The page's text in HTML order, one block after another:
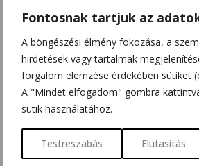
Fontosnak tartjuk az
A böngészési élmény fokozása, a
hirdetések vagy tartalmak
forgalom elemzése érdekében sütiket
A "Mindet elfogadom" gombra
sütik használatához.
Testreszabás Elutasítás
NO COMMENT
LEAVE A REPLY
Az e-mail címet nem tesszük közzé. A
karakterrel jelöltük